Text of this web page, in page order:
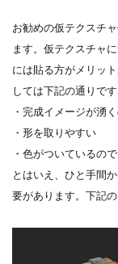
お勧めの仮テクスチ
ます。仮テクスチャ
には貼る方がメリッ
しては下記の通りです
・完成イメージが湧
・形を取りやすい
・色がついているの
とはいえ、ひと手間
要があります。下記